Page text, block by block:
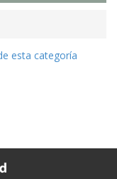
esta categoría